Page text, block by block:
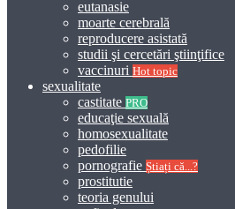
eutanasie
moarte cerebrală
reproducere asistată
studii şi cercetări ştiinţifice
vaccinuri Hot topic
sexualitate
castitate PRO
educaţie sexuală
homosexualitate
pedofilie
pornografie Știați că...?
prostitutie
teoria genului